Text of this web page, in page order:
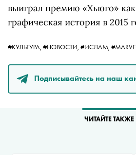
выиграл премию «Хьюго»
графическая история в 2015
#КУЛЬТУРА, #НОВОСТИ, #ИСЛАМ,
Подписывайтесь на наш
ЧИТАЙТЕ ТАКЖЕ